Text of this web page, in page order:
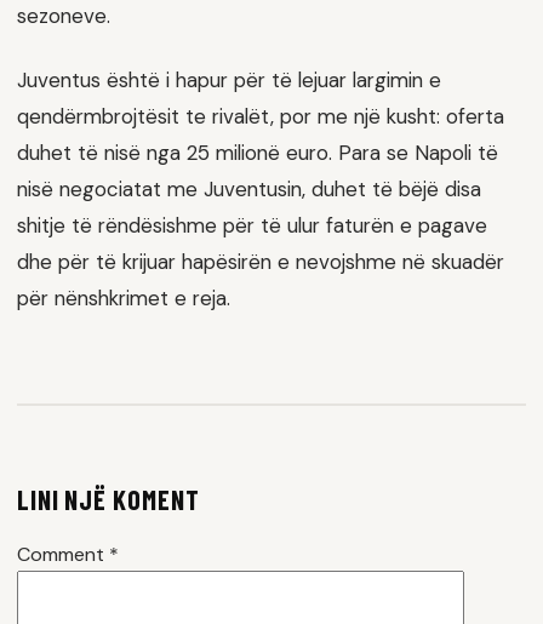
sezoneve.
Juventus është i hapur për të lejuar largimin e
qendërmbrojtësit te rivalët, por me një kusht: oferta
duhet të nisë nga 25 milionë euro. Para se Napoli të
nisë negociatat me Juventusin, duhet të bëjë disa
shitje të rëndësishme për të ulur faturën e pagave
dhe për të krijuar hapësirën e nevojshme në skuadër
për nënshkrimet e reja.
LINI NJË KOMENT
Comment *